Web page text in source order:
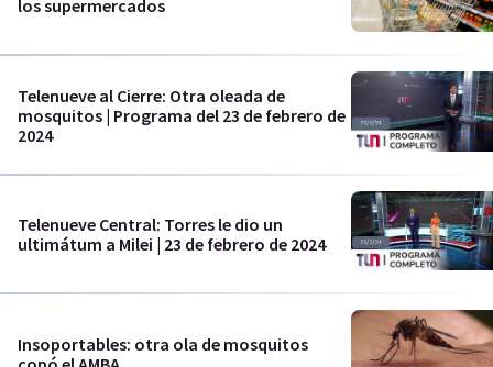
los supermercados
Telenueve al Cierre: Otra oleada de
mosquitos | Programa del 23 de febrero de
2024
Telenueve Central: Torres le dio un
ultimátum a Milei | 23 de febrero de 2024
Insoportables: otra ola de mosquitos